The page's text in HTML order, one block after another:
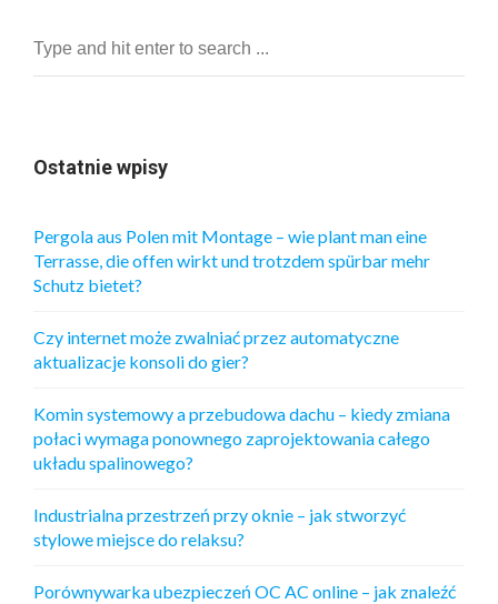
Ostatnie wpisy
Pergola aus Polen mit Montage – wie plant man eine
Terrasse, die offen wirkt und trotzdem spürbar mehr
Schutz bietet?
Czy internet może zwalniać przez automatyczne
aktualizacje konsoli do gier?
Komin systemowy a przebudowa dachu – kiedy zmiana
połaci wymaga ponownego zaprojektowania całego
układu spalinowego?
Industrialna przestrzeń przy oknie – jak stworzyć
stylowe miejsce do relaksu?
Porównywarka ubezpieczeń OC AC online – jak znaleźć